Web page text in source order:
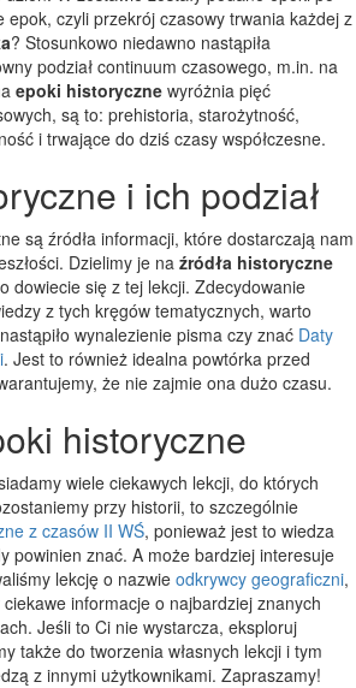
epok, czyli przekrój czasowy trwania każdej z
? Stosunkowo niedawno nastąpiła
podział continuum czasowego, m.in. na
epoki historyczne wyróżnia pięć
są to: prehistoria, starożytność,
i trwające do dziś czasy współczesne.
i ich podział
są źródła informacji, które dostarczają nam
Dzielimy je na źródła historyczne
dowiecie się z tej lekcji. Zdecydowanie
z tych kręgów tematycznych, warto
wynalezienie pisma czy znać Daty
. Jest to również idealna powtórka przed
że nie zajmie ona dużo czasu.
historyczne
wiele ciekawych lekcji, do których
przy historii, to szczególnie
z czasów II WŚ, ponieważ jest to wiedza
powinien znać. A może bardziej interesuje
lekcję o nazwie odkrywcy geograficzni,
informacje o najbardziej znanych
Jeśli to Ci nie wystarcza, eksploruj
także do tworzenia własnych lekcji i tym
z innymi użytkownikami. Zapraszamy!